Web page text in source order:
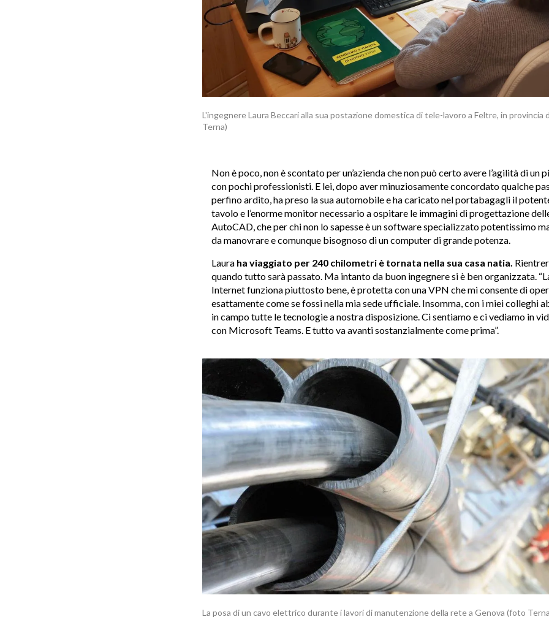
L'ingegnere Laura Beccari alla sua postazione domestica di tele-lavoro a Feltre, in provincia
Terna)
Non è poco, non è scontato per un’azienda che non può certo avere l’agilità di un
con pochi professionisti. E lei, dopo aver minuziosamente concordato qualche
perfino ardito, ha preso la sua automobile e ha caricato nel portabagagli il
tavolo e l’enorme monitor necessario a ospitare le immagini di progettazione
AutoCAD, che per chi non lo sapesse è un software specializzato potentissimo
da manovrare e comunque bisognoso di un computer di grande potenza.
Laura ha viaggiato per 240 chilometri è tornata nella sua casa natia.
quando tutto sarà passato. Ma intanto da buon ingegnere si è ben organizzata.
Internet funziona piuttosto bene, è protetta con una VPN che mi consente di
esattamente come se fossi nella mia sede ufficiale. Insomma, con i miei colleghi
in campo tutte le tecnologie a nostra disposizione. Ci sentiamo e ci vediamo in
con Microsoft Teams. E tutto va avanti sostanzialmente come prima”.
La posa di un cavo elettrico durante i lavori di manutenzione della rete a Genova (foto